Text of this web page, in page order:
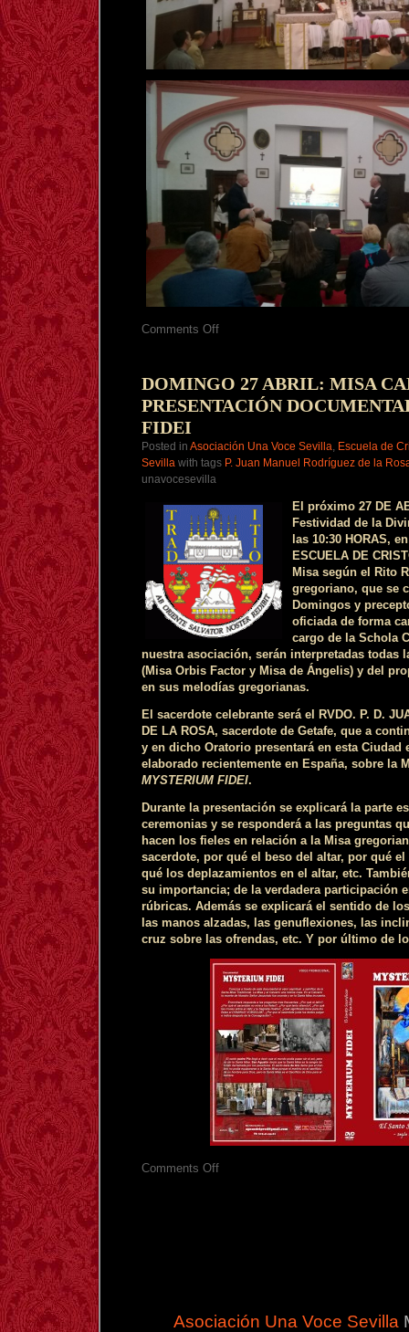
Comments Offon
VIDEO
MISA
CANTADA
DVD
MYSTERIUM
FIDEI
DOMINGO 27 ABRIL: MISA
PRESENTACIÓN
FIDEI
Posted in Asociación Una Voce Sevilla, Escuela de
Sevilla with tags P. Juan Manuel Rodríguez de la
unavocesevilla
E l próximo 27 DE
Festividad de la
las 10:30 HORAS,
ESCUELA DE
Misa según el Rito
gregoriano, que se
Domingos y
oficiada de forma
cargo de la Schola
nuestra asociación, serán interpretadas todas
(Misa Orbis Factor y Misa de Ángelis) y del
en sus melodías gregorianas.
El sacerdote celebrante será el RVDO. P. D.
DE LA ROSA, sacerdote de Getafe, que a
y en dicho Oratorio presentará en esta Ciudad
elaborado recientemente en España, sobre la
MYSTERIUM FIDEI.
Durante la presentación se explicará la parte
ceremonias y se responderá a las preguntas
hacen los fieles en relación a la Misa
sacerdote, por qué el beso del altar, por qué
qué los deplazamientos en el altar, etc.
su importancia; de la verdadera participación
rúbricas. Además se explicará el sentido de
las manos alzadas, las genuflexiones, las
cruz sobre las ofrendas, etc. Y por último de
Comments Offon
Asociación Una Voce Sevilla